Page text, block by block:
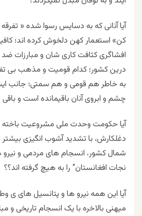
آیا آنانی که به دسایس رسوا شده «
کن» استعمار کهن دلخوش کرده اند؛
افشاگری کثافت کاری شان و مبارزات
درین کشور؛ کدام قومیت و مذهب
به خاطر هم قومی و هم سمتی؛ جانب
چشم و ابروی آنان باقیمانده است و
آیا حکومت وحدت ملی مشروعیت باخته
دغلکارش، با تشدید آشوب انگیزی
شمال کشور، انسجام های مردمی و
نجات افغانستان” را به هیچ گرفته اند؟؟
آیا این همه نیرو ها و پتانسیل های ی
میهنی بالاخره با یک انسجام تاریخی و